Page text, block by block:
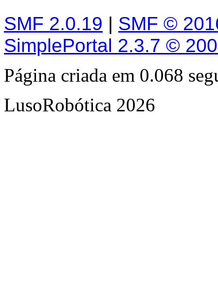
SMF 2.0.19 | SMF ©
SimplePortal 2.3.7 ©
Página criada em 0.068
LusoRobótica 2026